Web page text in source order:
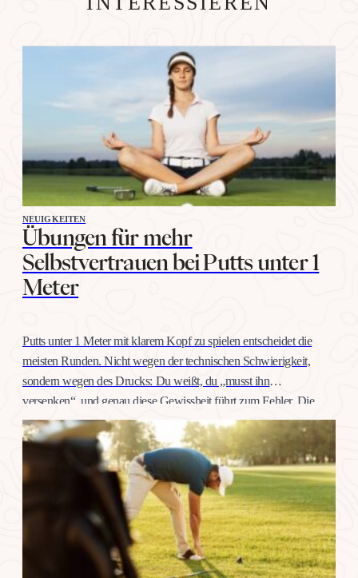
NEUIGKEITEN
Übungen für mehr
Selbstvertrauen bei Putts unter 1
Meter
Putts unter 1 Meter mit klarem Kopf zu spielen entscheidet die
meisten Runden. Nicht wegen der technischen Schwierigkeit,
sondern wegen des Drucks: Du weißt, du „musst ihn
versenken“, und genau diese Gewissheit führt zum Fehler. Die
gute Nachricht: Selbstvertrauen auf dieser Distanz trainiert man
wie jeden anderen Schlag, mit konkreten Übungen, nicht mit
Willenskraft. Warum…